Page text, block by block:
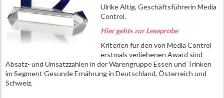
Ulrike Altig, Geschäftsführerin Media
Control.
Hier gehts zur Leseprobe
Kriterien für den von Media Control
erstmals verliehenen Award sind
Absatz- und Umsatzzahlen in der Warengruppe Essen und Trinken
im Segment Gesunde Ernährung in Deutschland, Österreich und
Schweiz.